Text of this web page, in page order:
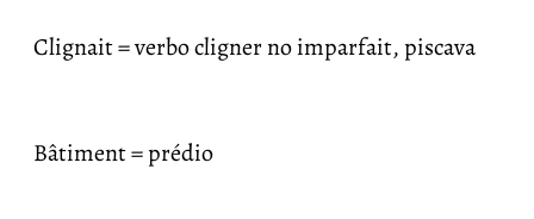
Clignait = verbo cligner no imparfait, piscava
Bâtiment = prédio